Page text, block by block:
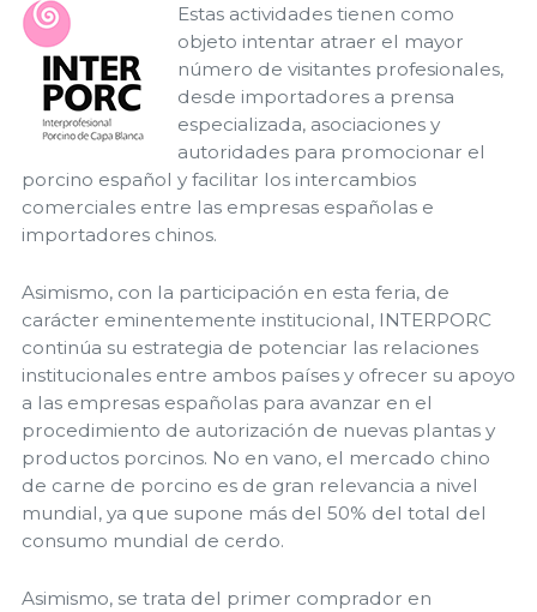
Estas actividades tienen como
objeto intentar atraer el mayor
número de visitantes profesionales,
desde importadores a prensa
especializada, asociaciones y
autoridades para promocionar el
porcino español y facilitar los intercambios
comerciales entre las empresas españolas e
importadores chinos.
Asimismo, con la participación en esta feria, de
carácter eminentemente institucional, INTERPORC
continúa su estrategia de potenciar las relaciones
institucionales entre ambos países y ofrecer su apoyo
a las empresas españolas para avanzar en el
procedimiento de autorización de nuevas plantas y
productos porcinos. No en vano, el mercado chino
de carne de porcino es de gran relevancia a nivel
mundial, ya que supone más del 50% del total del
consumo mundial de cerdo.
Asimismo, se trata del primer comprador en